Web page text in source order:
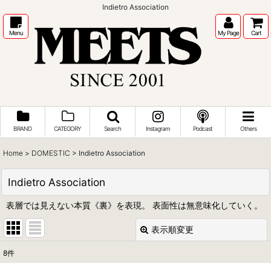
Indietro Association
Menu My Page Cart
BRAND CATEGORY Search Instagram Podcast Others
Home > DOMESTIC > Indietro Association
Indietro Association
表層では見えない本質《裏》を表現。 表面性は無意味化していく。
表示順変更
8件